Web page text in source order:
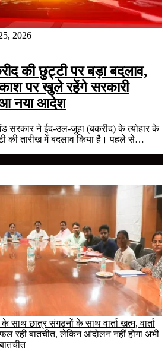
2026
की छुट्टी पर बड़ा बदलाव,
पर खुले रहेंगे सरकारी
नया आदेश
सरकार ने ईद-उल-जुहा (बकरीद) के त्योहार के
की तारीख में बदलाव किया है। पहले से…
साथ छात्र संगठनों के साथ वार्ता खत्म, वार्ता
रही बातचीत, लेकिन आंदोलन नहीं होगा अभी